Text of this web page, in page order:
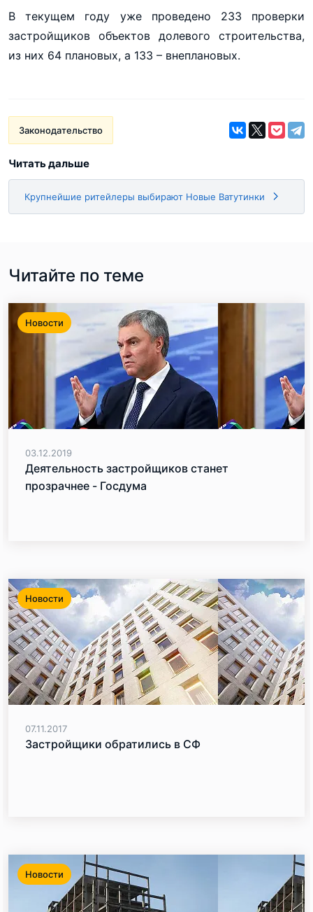
В текущем году уже проведено 233 проверки
застройщиков объектов долевого строительства,
из них 64 плановых, а 133 – внеплановых.
Законодательство
Читать дальше
Крупнейшие ритейлеры выбирают Новые Ватутинки
Читайте по теме
Новости
03.12.2019
Деятельность застройщиков станет
прозрачнее - Госдума
Новости
07.11.2017
Застройщики обратились в СФ
Новости